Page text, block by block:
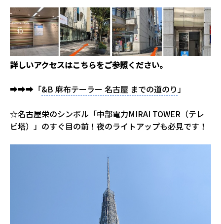
詳しいアクセスはこちらをご参照ください。
➡➡➡「&B 麻布テーラー 名古屋 までの道のり」
☆名古屋栄のシンボル「中部電力MIRAI TOWER（テレ
ビ塔）」のすぐ目の前！夜のライトアップも必見です！